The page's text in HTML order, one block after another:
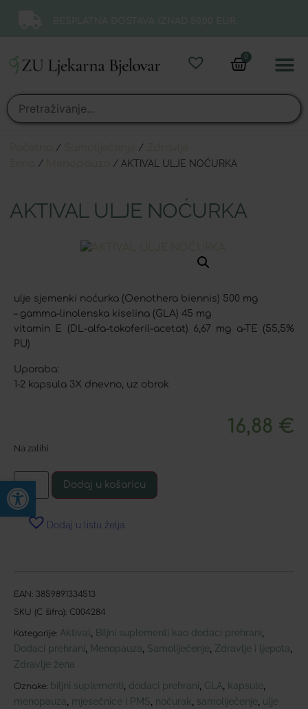
Open toolbar
0
/ /
/ / AKTIVAL ULJE NOĆURKA
AKTIVAL ULJE NOĆURKA
ulje sjemenki noćurka (Oenothera biennis) 500 mg
– gamma-linolenska kiselina (GLA) 45 mg
vitamin E (DL-alfa-tokoferil-acetat) 6,67 mg a-TE (55,5%
PU)
Uporaba:
1-2 kapsula 3X dnevno, uz obrok
16,88 €
Na zalihi
Dodaj u košaricu
Dodaj u listu želja
EAN: 3859891334513
SKU (C šifra): C004284
Kategorije: Aktival Biljni suplementi kao dodaci prehrani
Dodaci prehrani Menopauza Samoliječenje Zdravlje i ljepota
Zdravlje žena
Oznake: biljni suplementi dodaci prehrani GLA kapsule
menopauza mjesečnice i PMS noćurak samoliječenje ulje